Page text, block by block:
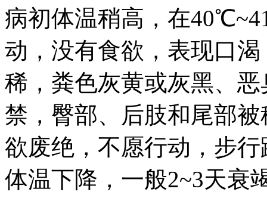
病初体温稍高，在
动，没有食欲，表现口
稀，粪色灰黄或灰黑、
禁，臀部、后肢和尾部
欲废绝，不愿行动，步
体温下降，一般2~3天衰